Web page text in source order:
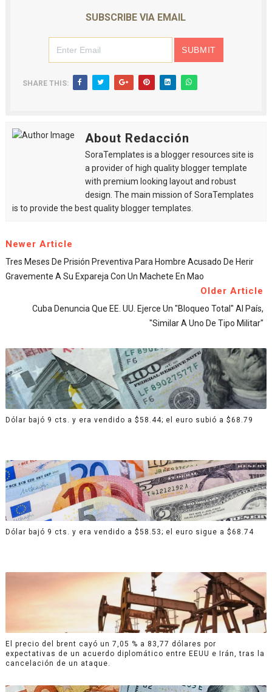
SUBSCRIBE VIA EMAIL
SHARE THIS:
About Redacción
SoraTemplates is a blogger resources site is
a provider of high quality blogger template
with premium looking layout and robust
design. The main mission of SoraTemplates
is to provide the best quality blogger templates.
Newer Article
Tres Meses De Prisión Preventiva Para Hombre Acusado De Herir
Gravemente A Su Expareja Con Un Machete En Mao
Older Article
Cuba Denuncia Que EE. UU. Ejerce Un "bloqueo Total" Al País,
"similar A Uno De Tipo Militar"
Dólar bajó 9 cts. y era vendido a $58.44; el euro subió a $68.79
Dólar bajó 9 cts. y era vendido a $58.53; el euro sigue a $68.74
El precio del brent cayó un 7,05 % a 83,77 dólares por
expectativas de un acuerdo diplomático entre EEUU e Irán, tras la
cancelación de un ataque.